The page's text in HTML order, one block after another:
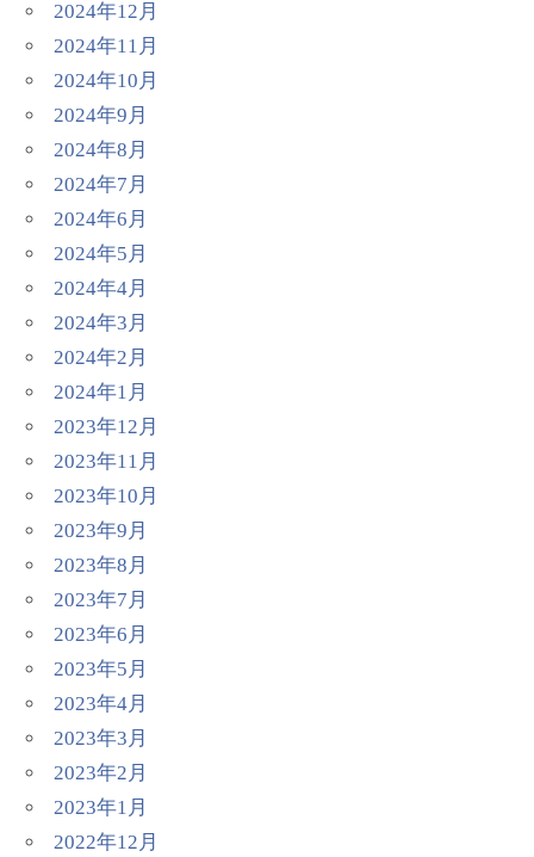
2024年12月
2024年11月
2024年10月
2024年9月
2024年8月
2024年7月
2024年6月
2024年5月
2024年4月
2024年3月
2024年2月
2024年1月
2023年12月
2023年11月
2023年10月
2023年9月
2023年8月
2023年7月
2023年6月
2023年5月
2023年4月
2023年3月
2023年2月
2023年1月
2022年12月